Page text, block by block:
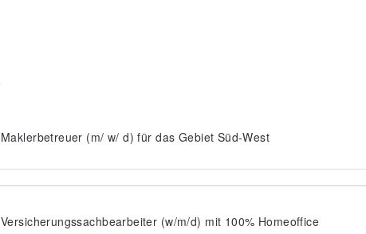
Maklerbetreuer (m/ w/ d) für das Gebiet Süd-West
Versicherungssachbearbeiter (w/m/d) mit 100% Homeoffice